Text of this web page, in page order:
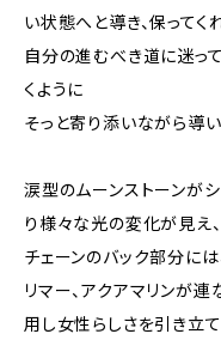
い状態へと導き、保ってく
自分の進むべき道に迷っ
くように
そっと寄り添いながら導
涙型のムーンストーンが
り様々な光の変化が見え
チェーンのバック部分には
リマー、アクアマリンが
用し女性らしさを引き立て